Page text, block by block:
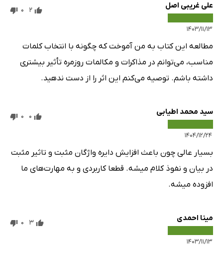
علی غریبی اصل
۱۴۰۳/۱۱/۱۳
2
0
مطالعه این کتاب به من آموخت که چگونه با انتخاب کلمات
مناسب، می‌توانم در مذاکرات و مکالمات روزمره تأثیر بیشتری
داشته باشم. توصیه می‌کنم این اثر را از دست ندهید.
سید محمد اطیابی
۱۴۰۴/۱۲/۲۴
0
0
بسیار عالی چون باعث افزایش دایره واژگان مثبت و تاثیر مثبت
در بیان و نفوذ کلام میشه. قطعا کاربردی و به مهارت‌های ما
افزوده میشه.
مینا احمدی
۱۴۰۳/۱۱/۱۳
3
0